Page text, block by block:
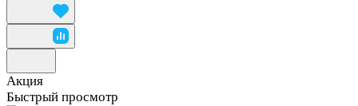
Акция
Быстрый просмотр